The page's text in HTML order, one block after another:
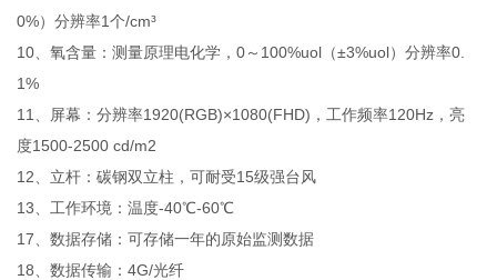
0%）分辨率1个/cm³
10、氧含量：测量原理电化学，0～100%uol（±3%uol）分辨率0.
1%
11、屏幕：分辨率1920(RGB)×1080(FHD)，工作频率120Hz，亮
度1500-2500 cd/m2
12、 立杆：碳钢双立柱，可耐受15级强台风
13、 工作环境：温度-40℃-60℃
17、数据存储：可存储一年的原始监测数据
18、数据传输：4G/光纤